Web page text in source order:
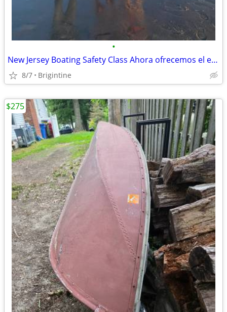
•
New Jersey Boating Safety Class Ahora ofrecemos el examen de navegació
8/7 Brigintine
$275